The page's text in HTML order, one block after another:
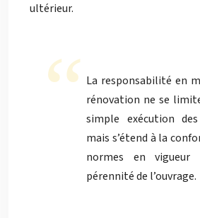
ultérieur.
La responsabilité en
rénovation ne se
simple exécution
mais s’étend à la
normes en
pérennité de l’ouvrage.